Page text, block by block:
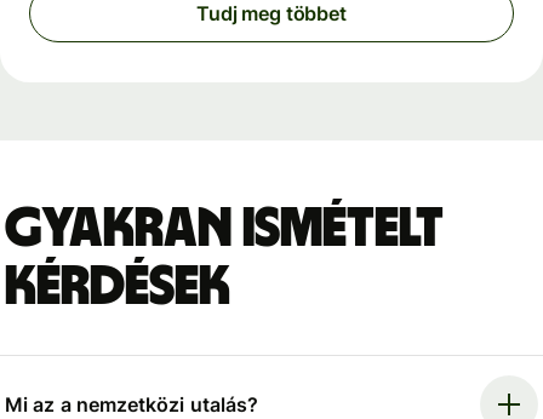
Tudj meg többet
Gyakran ismételt
kérdések
Mi az a nemzetközi utalás?